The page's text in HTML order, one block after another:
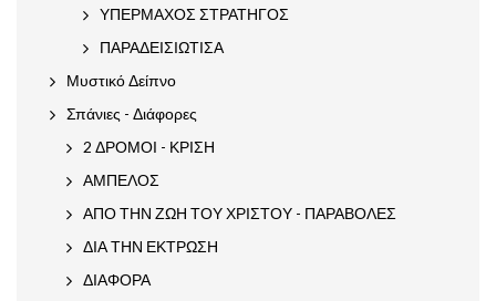
ΥΠΕΡΜΑΧΟΣ ΣΤΡΑΤΗΓΟΣ
ΠΑΡΑΔΕΙΣΙΩΤΙΣΑ
Μυστικό Δείπνο
Σπάνιες - Διάφορες
2 ΔΡΟΜΟΙ - ΚΡΙΣΗ
ΑΜΠΕΛΟΣ
ΑΠΟ ΤΗΝ ΖΩΗ ΤΟΥ ΧΡΙΣΤΟΥ - ΠΑΡΑΒΟΛΕΣ
ΔΙΑ ΤΗΝ ΕΚΤΡΩΣΗ
ΔΙΑΦΟΡΑ